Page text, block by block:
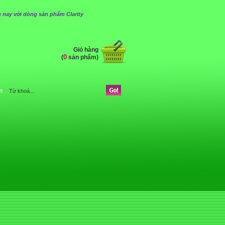
nay với dòng sản phẩm Clarity
Giỏ hàng
(0 sản phẩm)